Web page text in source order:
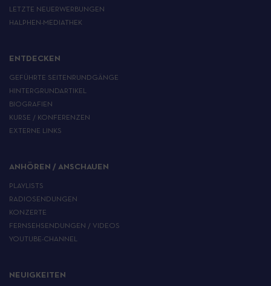
LETZTE NEUERWERBUNGEN
HALPHEN-MEDIATHEK
ENTDECKEN
GEFÜHRTE SEITENRUNDGÄNGE
HINTERGRUNDARTIKEL
BIOGRAFIEN
KURSE / KONFERENZEN
EXTERNE LINKS
ANHÖREN / ANSCHAUEN
PLAYLISTS
RADIOSENDUNGEN
KONZERTE
FERNSEHSENDUNGEN / VIDEOS
YOUTUBE-CHANNEL
NEUIGKEITEN